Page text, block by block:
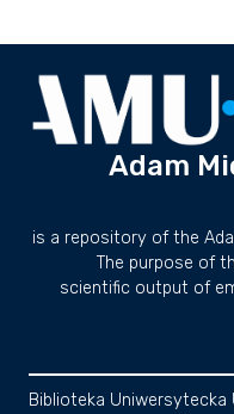
Adam
is a repository of the
The purpose of
scientific output of
Biblioteka Uniwersytecka